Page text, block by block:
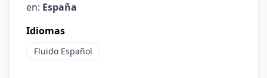
en: España
Idiomas
Fluido Español